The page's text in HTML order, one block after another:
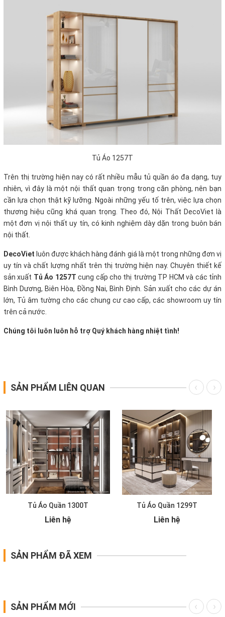
Tủ Áo 1257T
Trên thị trường hiện nay có rất nhiều mẫu tủ quần áo đa dạng, tuy
nhiên, vì đây là một nội thất quan trọng trong căn phòng, nên bạn
cần lựa chọn thật kỹ lưỡng. Ngoài những yếu tố trên, việc lựa chọn
thương hiệu cũng khá quan trọng. Theo đó, Nội Thất DecoViet là
một đơn vị nội thất uy tín, có kinh nghiệm dày dặn trong buôn bán
nội thất.
DecoViet luôn được khách hàng đánh giá là một trong những đơn vị
uy tín và chất lượng nhất trên thị trường hiện nay. Chuyên thiết kế
sản xuất Tủ Áo 1257T cung cấp cho thị trường TP HCM và các tỉnh
Bình Dương, Biên Hòa, Đồng Nai, Bình Định. Sản xuất cho các dự án
lớn, Tủ âm tường cho các chung cư cao cấp, các showroom uy tín
trên cả nước.
Chúng tôi luôn luôn hỗ trợ Quý khách hàng nhiệt tình!
SẢN PHẨM LIÊN QUAN
Tủ Áo Quần 1300T
Liên hệ
Tủ Áo Quần 1299T
Liên hệ
SẢN PHẨM ĐÃ XEM
SẢN PHẨM MỚI